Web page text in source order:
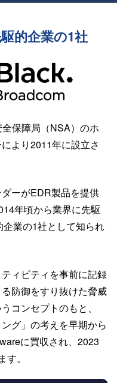
的企業の1社
保障局（NSA）のホ
より2011年に設立さ
ーがEDR製品を提供
年頃から業界に先駆
業の1社として知られ
ィビティを事前に記録
防御をすり抜けた脅威
コンセプトのもと、
グ」の考えを早期から
に買収され、2023
。